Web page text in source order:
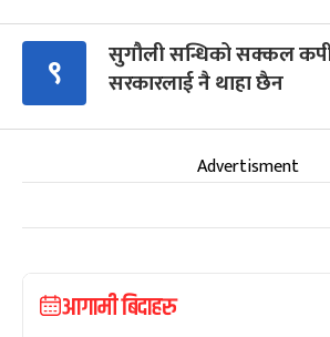
९
सुगौली सन्धिको सक्कल
सरकारलाई नै थाहा छैन
Advertisment
आगामी बिदाहरु